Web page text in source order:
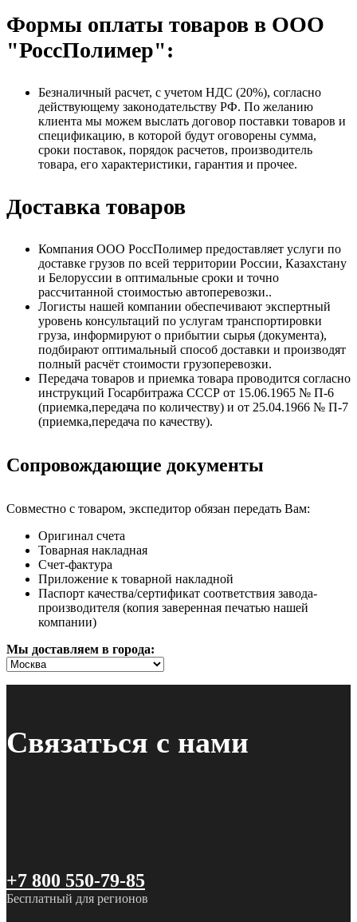
Формы оплаты товаров в ООО
"РоссПолимер":
Безналичный расчет, с учетом НДС (20%), согласно
действующему законодательству РФ. По желанию
клиента мы можем выслать договор поставки товаров и
спецификацию, в которой будут оговорены сумма,
сроки поставок, порядок расчетов, производитель
товара, его характеристики, гарантия и прочее.
Доставка товаров
Компания ООО РоссПолимер предоставляет услуги по
доставке грузов по всей территории России, Казахстану
и Белоруссии в оптимальные сроки и точно
рассчитанной стоимостью автоперевозки..
Логисты нашей компании обеспечивают экспертный
уровень консультаций по услугам транспортировки
груза, информируют о прибытии сырья (документа),
подбирают оптимальный способ доставки и производят
полный расчёт стоимости грузоперевозки.
Передача товаров и приемка товара проводится согласно
инструкций Госарбитража СССР от 15.06.1965 № П-6
(приемка,передача по количеству) и от 25.04.1966 № П-7
(приемка,передача по качеству).
Сопровождающие документы
Совместно с товаром, экспедитор обязан передать Вам:
Оригинал счета
Товарная накладная
Счет-фактура
Приложение к товарной накладной
Паспорт качества/сертификат соответствия завода-
производителя (копия заверенная печатью нашей
компании)
Мы доставляем в города:
Связаться с нами
+7 800 550-79-85
Бесплатный для регионов